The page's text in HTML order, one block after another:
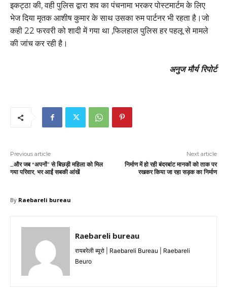
इकट्ठा की, वही पुलिस द्वारा शव का पंचनामा भरकर पोस्टमार्टम के लिए
भेज दिया मृतक आशीष कुमार के साथ उसका रुम पार्टनर भी रहता है।जो
कही 22 फरवरी को शादी में गया था ,फिलहाल पुलिस हर पहलू से मामले
की जांच कर रही है।
अनुज मौर्य रिपोर्ट
Previous article
…और जब “अपनों” से बिछड़ी महिला को मिल
गया परिवार, भर आईं सबकी आंखें
Next article
निर्माण में हो रही बंदरबांट मानकों को ताक पर
रखकर किया जा रहा सड़क का निर्माण
By Raebareli bureau
Raebareli bureau
रायबरेली ब्यूरो | Raebareli Bureau | Raebareli
Beuro